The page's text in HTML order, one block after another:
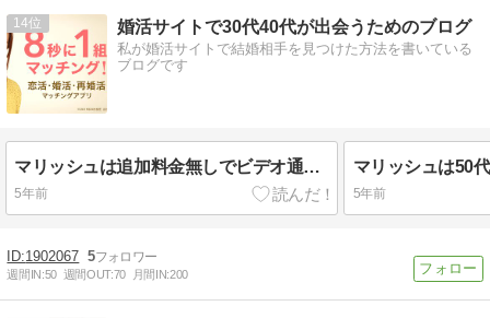
14 婚活サイトで30代40代が出会うためのブログ
私が婚活サイトで結婚相手を見つけた方法を書いている
ブログです
マリッシュは追加料金無しでビデオ通話が利用できるよ！
5年前 5年前
1902067 5
週間IN:50 週間OUT:70 月間IN:200